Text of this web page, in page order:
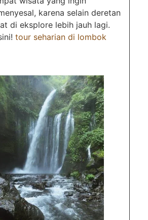
karena selain deretan
di eksplore lebih jauh lagi.
tour seharian di lombok